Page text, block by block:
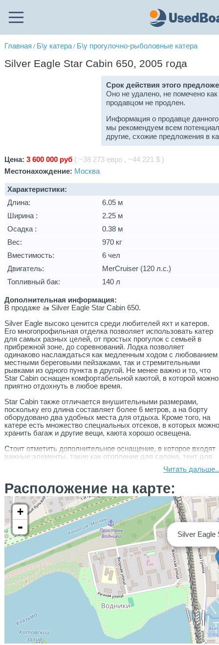
Главная / Б\у катера/ Б\у прогулочно-рыболовные катера
Silver Eagle Star Cabin 650, 2005 года
Срок действия этого
Оно не удалено, не помечено
продавцом не продлен.
Информация о продавце
мы рекомендуем всем
другие, схожие предложения в
Цена:3 600 000 руб ( ~38 273 евро , ~44 221 $ )
Местонахождение: Москва
Характеристики:
Длина:
6.05 м
Ширина :
2.25 м
Осадка :
0.38 м
Вес:
970 кг
Вместимость:
6 чел
Двигатель:
MerCruiser (120 л.с.)
Топливный бак:
140 л
Дополнительная информация:
В продаже 🚤 Silver Eagle Star Cabin 650.
Silver Eagle высоко ценится среди любителей яхт и катеров.
Его многопрофильная отделка позволяет использовать катер
для самых разных целей, от простых прогулок с семьей в
прибрежной зоне, до соревнований. Лодка позволяет
одинаково наслаждаться как медленным ходом с любованием
местными береговыми пейзажами, так и стремительными
рывками из одного пункта в другой. Не менее важно и то, что
Star Cabin оснащен комфортабельной каютой, в которой можно
приятно отдохнуть в любое время.
Star Cabin также отличается внушительными размерами,
поскольку его длина составляет более 6 метров, а на борту
оборудовано два удобных места для отдыха. Кроме того, на
катере есть множество специальных отсеков, в которых
хранить багаж и другие вещи, каюта хорошо освещена.
Стоит отметить дополнительное оснащение, в которое входят
важные элементы, такие как отопление для салона, тент для
это значительно повышает уровень комфорта во время
Комплектация:
✅ Ходовой тент
✅ Эхолот
✅ Карплоттер
✅ Ходовые огни
✅ Двухосный прицеп с документами
✅ Электрическая помпа
✅ Береговое питание
✅ Аудиосистема
✅ Носовая каюта на два спальных места
✅ Бортовые поручни из нержавеющей стали
✅ Указатель уровня топлива, топливный фильтр
✅ Транцевые плиты
Читать
Расположение на карте:
Silver Eagle
+
-